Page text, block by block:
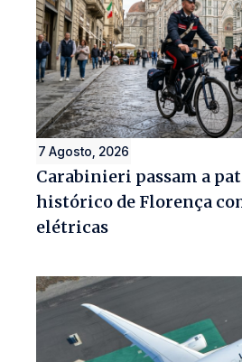
7 Agosto, 2026
Carabinieri passam a
histórico de Florença
elétricas